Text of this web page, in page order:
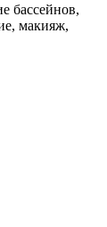
бассейнов,
макияж,